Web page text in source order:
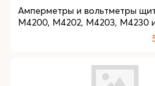
Амперметры и вольтметры
М4200, М4202, М4203, М4230